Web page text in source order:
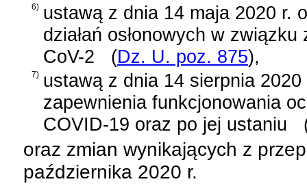
6) ustawą z dnia 14 maja 2020 r.
działań osłonowych w
CoV-2
(Dz. U. poz. 875),
7) ustawą z dnia 14 sierpnia
zapewnienia funkcjonowania
COVID-19 oraz po jej ustaniu
oraz zmian wynikających z
października 2020 r.